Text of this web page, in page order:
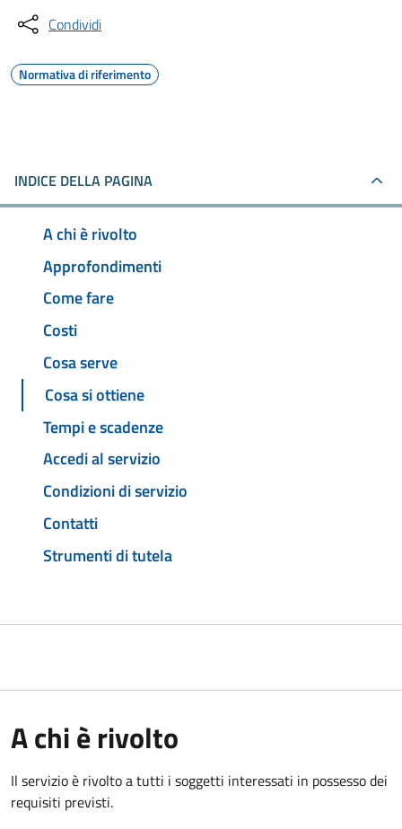
Condividi
Normativa di riferimento
INDICE DELLA PAGINA
A chi è rivolto
Approfondimenti
Come fare
Costi
Cosa serve
Cosa si ottiene
Tempi e scadenze
Accedi al servizio
Condizioni di servizio
Contatti
Strumenti di tutela
A chi è rivolto
Il servizio è rivolto a tutti i soggetti interessati in possesso dei
requisiti previsti.